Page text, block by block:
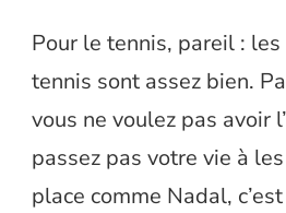
Pour le tennis, pareil :
tennis sont assez bien.
vous ne voulez pas avoir
passez pas votre vie à
place comme Nadal,